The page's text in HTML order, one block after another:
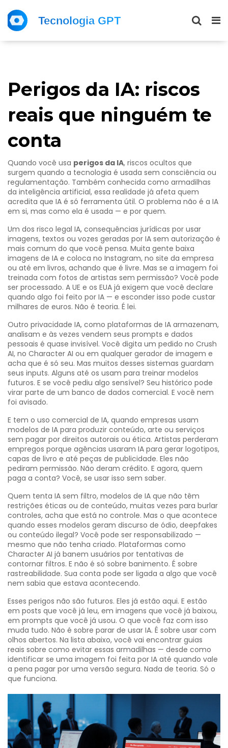
Perigos da IA: riscos
reais que ninguém te
conta
Quando você usa perigos da IA, riscos ocultos que
surgem quando a tecnologia é usada sem consciência ou
regulamentação. Também conhecida como armadilhas
da inteligência artificial, essa realidade já afeta quem
acredita que IA é só ferramenta útil. O problema não é a IA
em si, mas como ela é usada — e por quem.
Um dos risco legal IA, consequências jurídicas por usar
imagens, textos ou vozes geradas por IA sem autorização é
mais comum do que você pensa. Muita gente baixa
imagens de IA e coloca no Instagram, no site da empresa
ou até em livros, achando que é livre. Mas se a imagem foi
treinada com fotos de artistas sem permissão? Você pode
ser processado. A UE e os EUA já exigem que você declare
quando algo foi feito por IA — e esconder isso pode custar
milhares de euros. Não é teoria. É lei.
Outro privacidade IA, como plataformas de IA armazenam,
analisam e às vezes vendem seus prompts e dados
pessoais é quase invisível. Você digita um pedido no Crush
AI, no Character AI ou em qualquer gerador de imagem e
acha que é só seu. Mas muitos desses sistemas guardam
seus inputs. Alguns até os usam para treinar modelos
futuros. E se você pediu algo sensível? Seu histórico pode
virar parte de um banco de dados comercial. E você nem
foi avisado.
E tem o uso comercial de IA, quando empresas usam
modelos de IA para produzir conteúdo, arte ou serviços
sem pagar por direitos autorais ou ética. Artistas perderam
empregos porque agências usaram IA para gerar logotipos,
capas de livro e até peças de publicidade. Eles não
pediram permissão. Não deram crédito. E agora, quem
paga a conta? Você, se usar isso sem saber.
Quem tenta IA sem filtro, modelos de IA que não têm
restrições éticas ou de conteúdo, muitas vezes para burlar
controles, acha que está no controle. Mas o que acontece
quando esses modelos geram discurso de ódio, deepfakes
ou conteúdo ilegal? Você pode ser responsabilizado —
mesmo que não tenha criado. Plataformas como
Character AI já banem usuários por tentativas de
contornar filtros. E não é só sobre banimento. É sobre
rastreabilidade. Sua conta pode ser ligada a algo que você
nem sabia que estava acontecendo.
Esses perigos não são futuros. Eles já estão aqui. E estão
em posts que você já leu, em imagens que você já baixou,
em prompts que você já usou. O que você faz com isso
muda tudo. Não é sobre parar de usar IA. É sobre usar com
olhos abertos. Na lista abaixo, você vai encontrar guias
reais sobre como evitar essas armadilhas — desde como
identificar se uma imagem foi feita por IA até quando vale
a pena pagar por uma versão segura. Nada de teoria. Só o
que funciona.